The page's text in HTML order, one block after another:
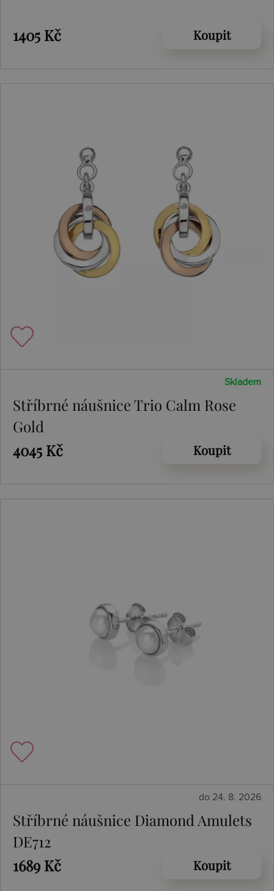
1405 Kč Koupit
Skladem
Stříbrné náušnice Trio Calm Rose
Gold
4045 Kč
Koupit
do 24. 8. 2026
Stříbrné náušnice Diamond Amulets
DE712
1689 Kč
Koupit